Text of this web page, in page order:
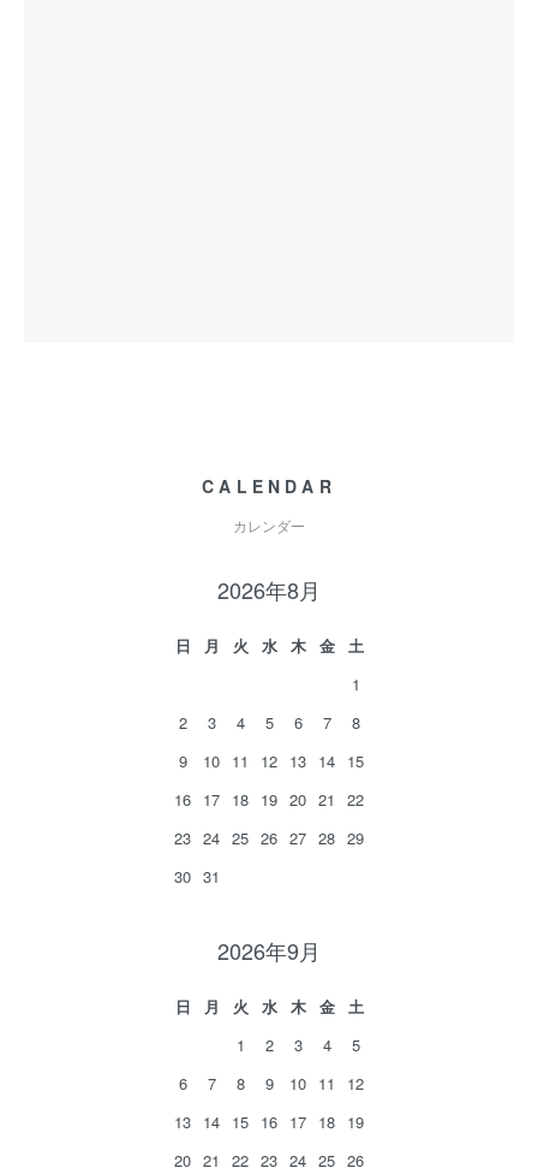
CALENDAR
カレンダー
2026年8月
日 月 火 水 木 金
土
1
2
3 4 5 6 7
8
9
10 11 12 13 14 15
16 17 18 19 20 21
22
23 24 25 26 27 28 29
30 31
2026年9月
日 月 火 水 木 金
土
1
2 3 4
5
6
7 8 9 10 11
12
13 14 15 16 17 18 19
20 21 22 23 24 25 26